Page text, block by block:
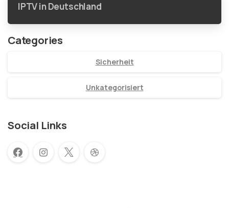
IPTV in Deutschland
Categories
Sicherheit
Unkategorisiert
Social Links